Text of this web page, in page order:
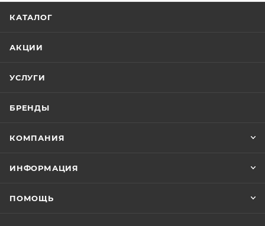
КАТАЛОГ
АКЦИИ
УСЛУГИ
БРЕНДЫ
КОМПАНИЯ
ИНФОРМАЦИЯ
ПОМОЩЬ